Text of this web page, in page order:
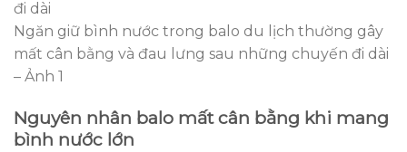
Ngăn giữ bình nước trong balo du lịch thường gây
mất cân bằng và đau lưng sau những chuyến đi dài
– Ảnh 1
Nguyên nhân balo mất cân bằng khi mang
bình nước lớn